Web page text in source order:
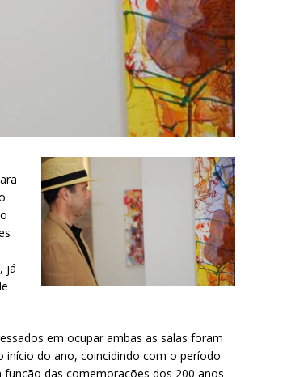
já
em ocupar ambas as salas foram
início do ano, coincidindo com o período
função das comemorações dos 200 anos